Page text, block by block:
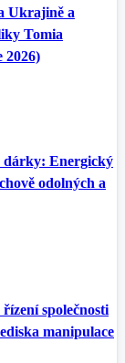
Ukrajině a
Tomia
2026)
dárky: Energický
odolných a
společnosti
manipulace